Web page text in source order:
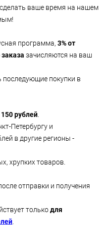
ваше время на нашем
программа, 3% от
зачисляются на ваш
последующие покупки в
рублей
Петербургу и
в другие регионы -
хрупких товаров.
отправки и получения
толькодля